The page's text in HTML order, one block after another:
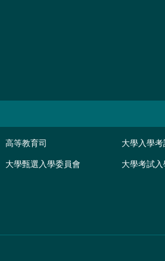
高等教育司 大學入學
大學甄選入學委員會 大學考試